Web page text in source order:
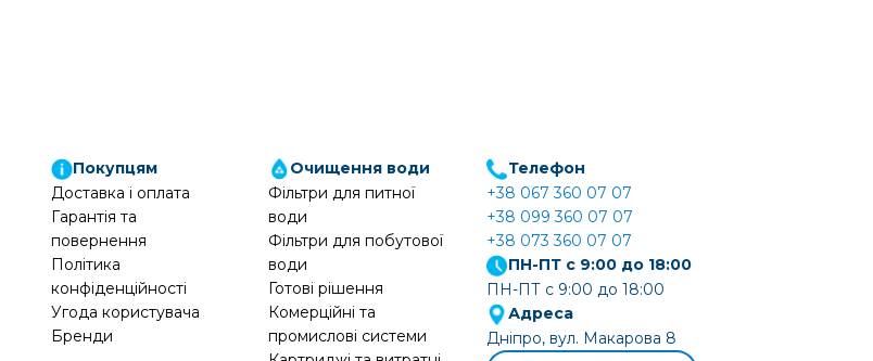
Покупцям
Доставка і оплата
Гарантія та
повернення
Політика
конфіденційності
Угода користувача
Бренди
Очищення води
Фільтри для питної
води
Фільтри для побутової
води
Готові рішення
Комерційні та
промислові системи
Телефон
+38 067 360 07 07
+38 099 360 07 07
+38 073 360 07 07
ПН-ПТ с 9:00 до 18:00
ПН-ПТ с 9:00 до 18:00
Адреса
Дніпро, вул. Макарова 8